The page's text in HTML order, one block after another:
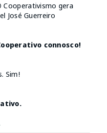
Cooperativismo gera
José Guerreiro
connosco!
Sim!